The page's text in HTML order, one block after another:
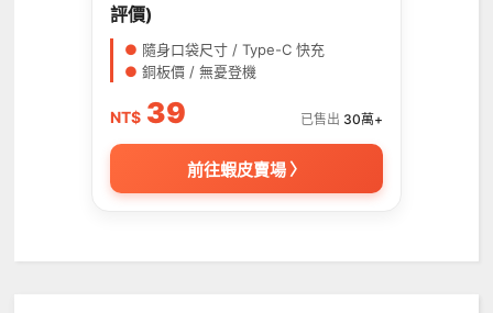
評價)
● 隨身口袋尺寸 / Type-C 快充
● 銅板價 / 無憂登機
NT$ 39 已售出 30萬+
前往蝦皮賣場 〉